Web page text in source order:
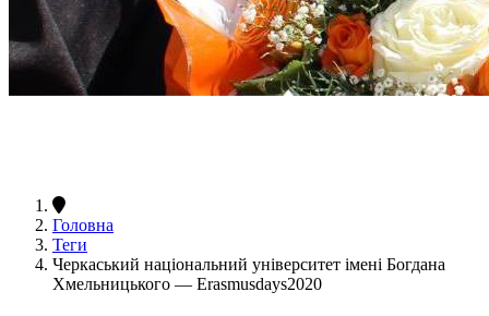
Головна
Теги
Черкаський національний університет імені Богдана
Хмельницького — Erasmusdays2020